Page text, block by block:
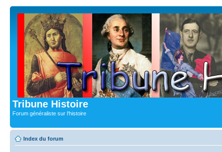
Tribune Histoire
Forum généraliste sur l'histoire
Index du forum